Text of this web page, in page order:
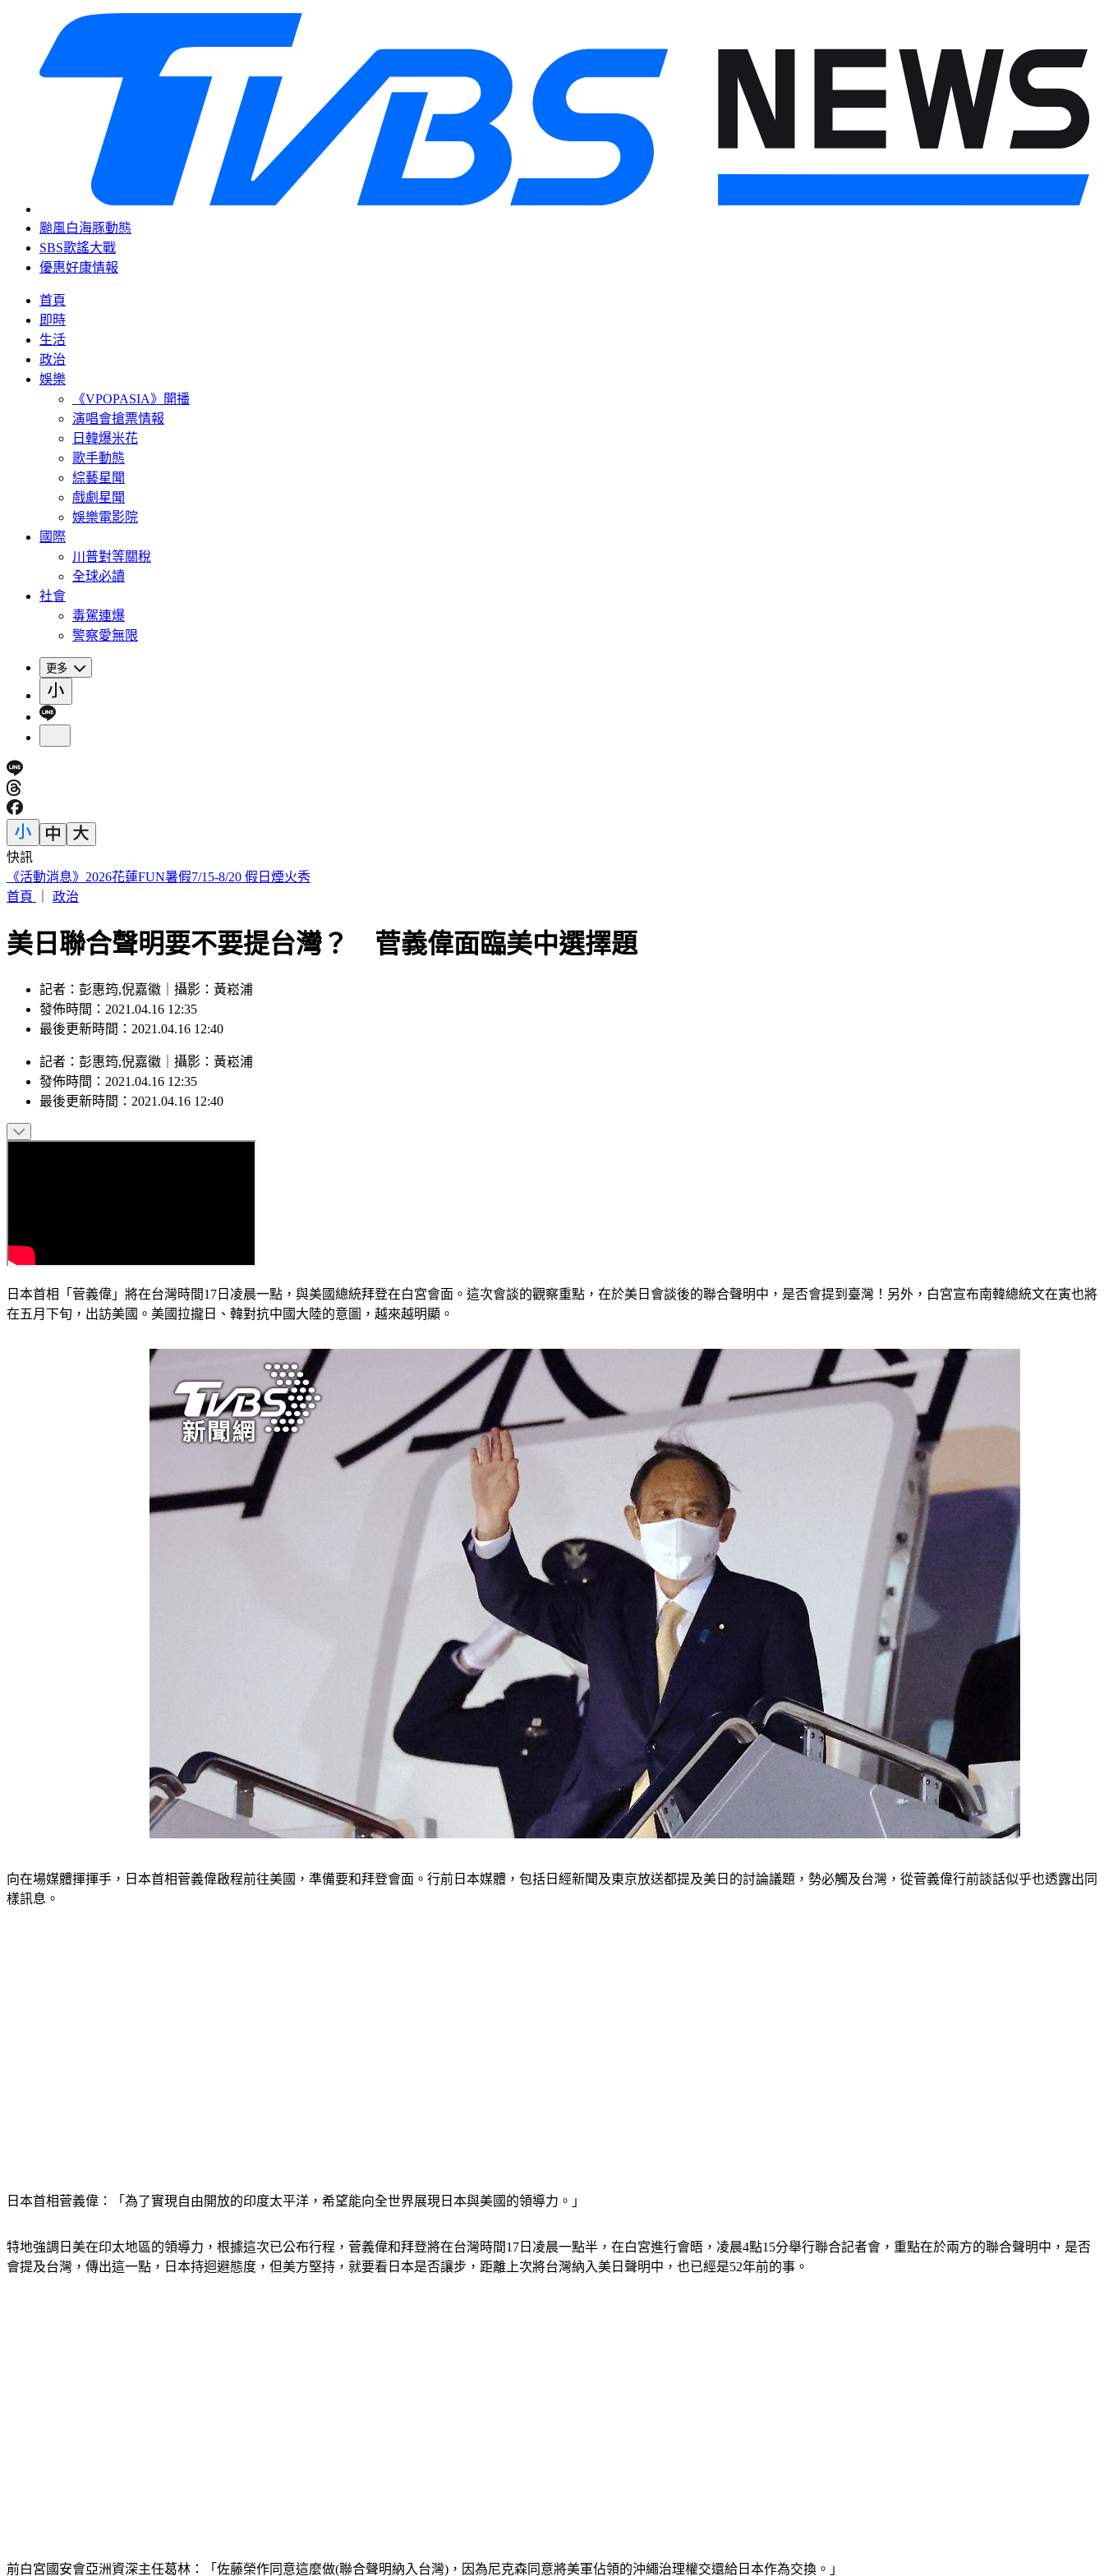
颱風白海豚動態
SBS歌謠大戰
優惠好康情報
首頁
即時
生活
政治
娛樂
《VPOPASIA》開播
演唱會搶票情報
日韓爆米花
歌手動態
綜藝星聞
戲劇星聞
娛樂電影院
國際
川普對等關稅
全球必讀
社會
毒駕連爆
警察愛無限
更多
快訊
《活動消息》2026花蓮FUN暑假7/15-8/20 假日煙火秀
首頁
政治
美日聯合聲明要不要提台灣？ 菅義偉面臨美中選擇題
記者：彭惠筠,倪嘉徽｜攝影：黃崧浦
發佈時間：2021.04.16 12:35
最後更新時間：2021.04.16 12:40
記者 ： 彭惠筠,倪嘉徽 攝影 ： 黃崧浦
發佈時間： 2021.04.16 12:35
最後更新時間： 2021.04.16 12:40
日本首相「菅義偉」將在台灣時間17日凌晨一點，與美國總統拜登在白宮會面。這次會談的觀察重點，在於美日會談後的聯合聲明中，是否會提到臺灣！另外，白宮宣布南韓總統文在寅也將
在五月下旬，出訪美國。美國拉攏日、韓對抗中國大陸的意圖，越來越明顯。
向在場媒體揮揮手，日本首相菅義偉啟程前往美國，準備要和拜登會面。行前日本媒體，包括日經新聞及東京放送都提及美日的討論議題，勢必觸及台灣，從菅義偉行前談話似乎也透露出同
樣訊息。
日本首相菅義偉：「為了實現自由開放的印度太平洋，希望能向全世界展現日本與美國的領導力。」
特地強調日美在印太地區的領導力，根據這次已公布行程，菅義偉和拜登將在台灣時間17日凌晨一點半，在白宮進行會晤，凌晨4點15分舉行聯合記者會，重點在於兩方的聯合聲明中，是否
會提及台灣，傳出這一點，日本持迴避態度，但美方堅持，就要看日本是否讓步，距離上次將台灣納入美日聲明中，也已經是52年前的事。
前白宮國安會亞洲資深主任葛林：「佐藤榮作同意這麼做(聯合聲明納入台灣)，因為尼克森同意將美軍佔領的沖繩治理權交還給日本作為交換。」